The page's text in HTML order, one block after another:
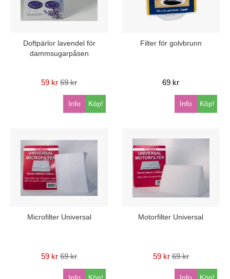
Doftpärlor lavendel för
dammsugarpåsen
59 kr 69 kr
Köp!
Info
Filter för golvbrunn
69 kr
Köp!
Info
Microfilter Universal
59 kr 69 kr
Köp!
Info
Motorfilter Universal
59 kr 69 kr
Köp!
Info